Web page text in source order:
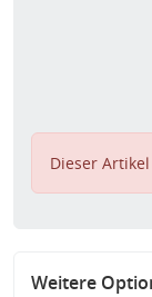
Dieser
Weitere